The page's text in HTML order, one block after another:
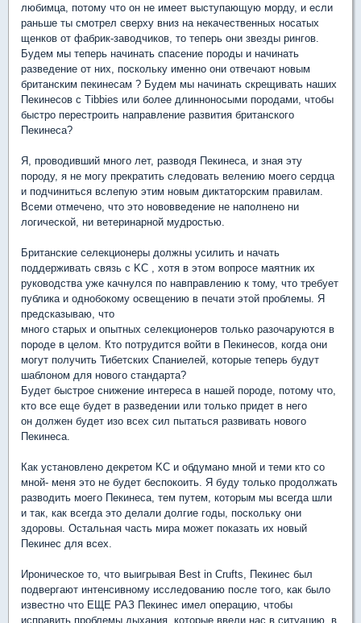
любимца, потому что он не имеет выступающую морду, и если
раньше ты смотрел сверху вниз на некачественных носатых
щенков от фабрик-заводчиков, то теперь они звезды рингов.
Будем мы теперь начинать спасение породы и начинать
разведение от них, поскольку именно они отвечают новым
британским пекинесам ? Будем мы начинать скрещивать наших
Пекинесов с Tibbies или более длинноносыми породами, чтобы
быстро перестроить направление развития британского
Пекинеса?
Я, проводивший много лет, разводя Пекинеса, и зная эту
породу, я не могу прекратить следовать велению моего сердца
и подчиниться вслепую этим новым диктаторским правилам.
Всеми отмечено, что это нововведение не наполнено ни
логической, ни ветеринарной мудростью.
Британские селекционеры должны усилить и начать
поддерживать связь с KC , хотя в этом вопросе маятник их
руководства уже качнулся по навправлению к тому, что требует
публика и однобокому освещению в печати этой проблемы. Я
предсказываю, что
много старых и опытных селекционеров только разочаруются в
породе в целом. Кто потрудится войти в Пекинесов, когда они
могут получить Тибетских Спаниелей, которые теперь будут
шаблоном для нового стандарта?
Будет быстрое снижение интереса в нашей породе, потому что,
кто все еще будет в разведении или только придет в него
он должен будет изо всех сил пытаться развивать нового
Пекинеса.
Как установлено декретом KC и обдумано мной и теми кто со
мной- меня это не будет беспокоить. Я буду только продолжать
разводить моего Пекинеса, тем путем, которым мы всегда шли
и так, как всегда это делали долгие годы, поскольку они
здоровы. Остальная часть мира может показать их новый
Пекинес для всех.
Ироническое то, что выигрывая Best in Crufts, Пекинес был
подвергают интенсивному исследованию после того, как было
известно что ЕЩЕ РАЗ Пекинес имел операцию, чтобы
исправить проблемы дыхания, которые ввели нас в ситуацию, в